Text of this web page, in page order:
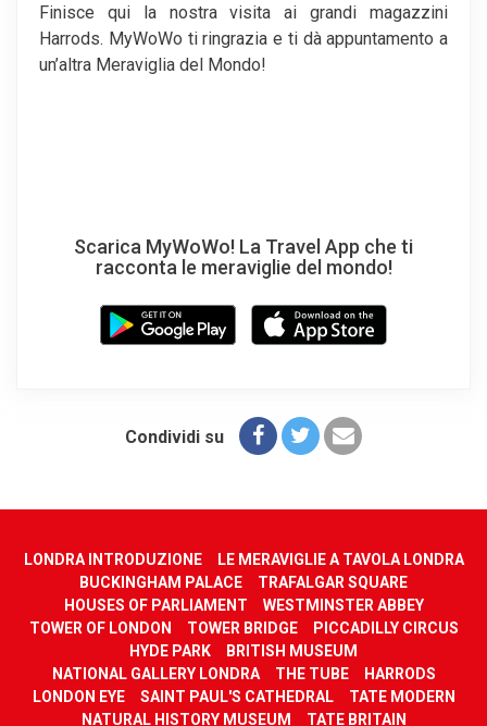
Finisce qui la nostra visita ai grandi magazzini
Harrods. MyWoWo ti ringrazia e ti dà appuntamento a
un’altra Meraviglia del Mondo!
Scarica MyWoWo! La Travel App che ti
racconta le meraviglie del mondo!
Condividi su
LONDRA INTRODUZIONE
LE MERAVIGLIE A TAVOLA LONDRA
BUCKINGHAM PALACE
TRAFALGAR SQUARE
HOUSES OF PARLIAMENT
WESTMINSTER ABBEY
TOWER OF LONDON
TOWER BRIDGE
PICCADILLY CIRCUS
HYDE PARK
BRITISH MUSEUM
NATIONAL GALLERY LONDRA
THE TUBE
HARRODS
LONDON EYE
SAINT PAUL'S CATHEDRAL
TATE MODERN
NATURAL HISTORY MUSEUM
TATE BRITAIN